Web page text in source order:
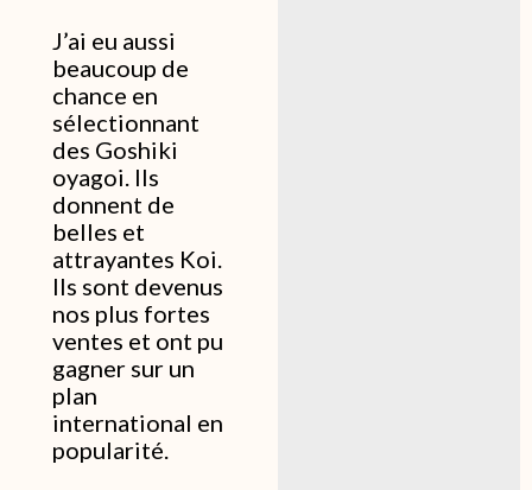
J’ai eu aussi
beaucoup de
chance en
sélectionnant
des Goshiki
oyagoi. Ils
donnent de
belles et
attrayantes Koi.
Ils sont devenus
nos plus fortes
ventes et ont pu
gagner sur un
plan
international en
popularité.